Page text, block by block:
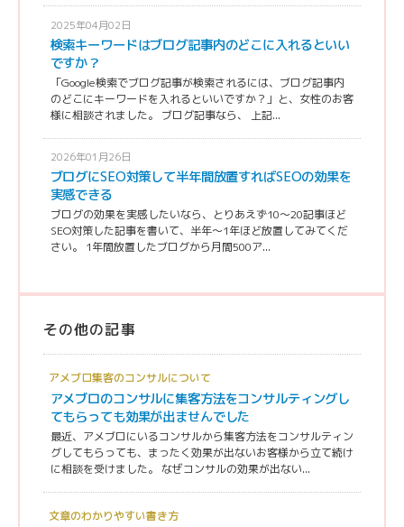
2025年04月02日
検索キーワードはブログ記事内のどこに入れるといい
ですか？
「Google検索でブログ記事が検索されるには、ブログ記事内
のどこにキーワードを入れるといいですか？」と、女性のお客
様に相談されました。 ブログ記事なら、 上記...
2026年01月26日
ブログにSEO対策して半年間放置すればSEOの効果を
実感できる
ブログの効果を実感したいなら、とりあえず10〜20記事ほど
SEO対策した記事を書いて、半年〜1年ほど放置してみてくだ
さい。 1年間放置したブログから月間500ア...
その他の記事
アメブロ集客のコンサルについて
アメブロのコンサルに集客方法をコンサルティングし
てもらっても効果が出ませんでした
最近、アメブロにいるコンサルから集客方法をコンサルティン
グしてもらっても、まったく効果が出ないお客様から立て続け
に相談を受けました。 なぜコンサルの効果が出ない...
文章のわかりやすい書き方